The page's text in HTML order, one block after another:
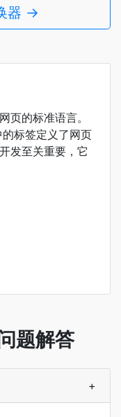
器 →
页的标准语言。
标签定义了网页
发至关重要，它
题解答
+